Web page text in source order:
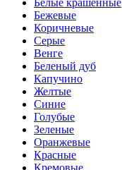
Белые крашенные
Бежевые
Коричневые
Серые
Венге
Беленый дуб
Капучино
Желтые
Синие
Голубые
Зеленые
Оранжевые
Красные
Кремовые